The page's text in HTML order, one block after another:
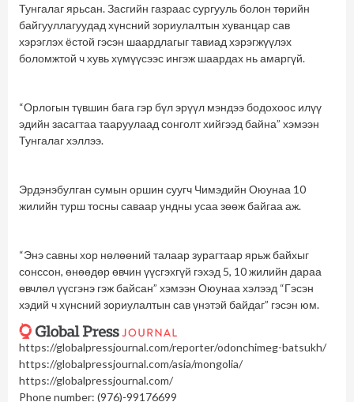
Тунгалаг ярьсан. Засгийн газраас сургууль болон төрийн
байгууллагуудад хүнсний зориулалтын хуванцар сав
хэрэглэх ёстой гэсэн шаардлагыг тавиад хэрэгжүүлэх
боломжтой ч хувь хүмүүсээс ингэж шаардах нь амаргүй.
“Орлогын түвшин бага гэр бүл эрүүл мэндээ бодохоос илүү
эдийн засагтаа тааруулаад сонголт хийгээд байна” хэмээн
Тунгалаг хэллээ.
Эрдэнэбулган сумын оршин суугч Чимэдийн Оюунаа 10
жилийн турш тосны саваар ундны усаа зөөж байгаа аж.
“Энэ савны хор нөлөөний талаар зурагтаар ярьж байхыг
сонссон, өнөөдөр өвчин үүсгэхгүй гэхэд 5, 10 жилийн дараа
өвчлөл үүсгэнэ гэж байсан” хэмээн Оюунаа хэлээд “Гэсэн
хэдий ч хүнсний зориулалтын сав үнэтэй байдаг” гэсэн юм.
https://globalpressjournal.com/reporter/odonchimeg-batsukh/
https://globalpressjournal.com/asia/mongolia/
https://globalpressjournal.com/
Phone number: (976)-99176699